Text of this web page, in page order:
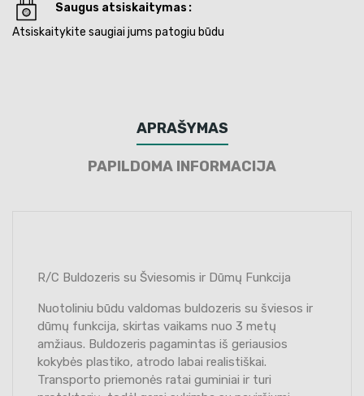
Saugus atsiskaitymas
Atsiskaitykite saugiai jums patogiu būdu
APRAŠYMAS
PAPILDOMA INFORMACIJA
R/C Buldozeris su Šviesomis ir Dūmų Funkcija
Nuotoliniu būdu valdomas buldozeris su šviesos ir
dūmų funkcija, skirtas vaikams nuo 3 metų
amžiaus. Buldozeris pagamintas iš geriausios
kokybės plastiko, atrodo labai realistiškai.
Transporto priemonės ratai guminiai ir turi